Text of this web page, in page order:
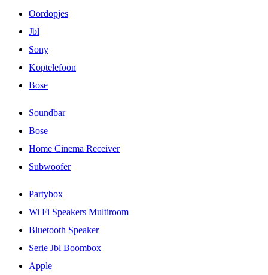
Oordopjes
Jbl
Sony
Koptelefoon
Bose
Soundbar
Bose
Home Cinema Receiver
Subwoofer
Partybox
Wi Fi Speakers Multiroom
Bluetooth Speaker
Serie Jbl Boombox
Apple